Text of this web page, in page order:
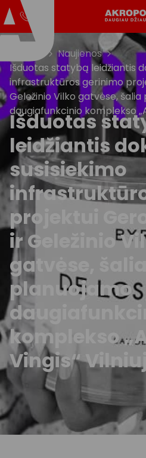
Naujienos
Išduotas statybą leidžiantis
infrastruktūros gerinimo
Geležinio Vilko gatvėse,
daugiafunkcinio komplekso
Išduotas
leidžiantis
susisiekimo
projektui
ir Geležinio
gatvėse, šalia
planuojamo
komplekso
Vingis“